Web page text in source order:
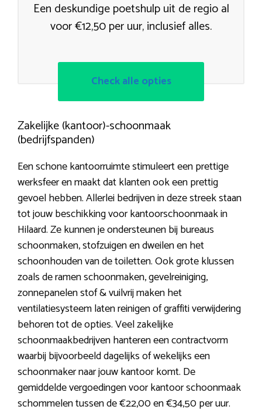
Een deskundige poetshulp uit de regio al
voor €12,50 per uur, inclusief alles.
Check alle opties
Zakelijke (kantoor)-schoonmaak
(bedrijfspanden)
Een schone kantoorruimte stimuleert een prettige
werksfeer en maakt dat klanten ook een prettig
gevoel hebben. Allerlei bedrijven in deze streek staan
tot jouw beschikking voor kantoorschoonmaak in
Hilaard. Ze kunnen je ondersteunen bij bureaus
schoonmaken, stofzuigen en dweilen en het
schoonhouden van de toiletten. Ook grote klussen
zoals de ramen schoonmaken, gevelreiniging,
zonnepanelen stof & vuilvrij maken het
ventilatiesysteem laten reinigen of graffiti verwijdering
behoren tot de opties. Veel zakelijke
schoonmaakbedrijven hanteren een contractvorm
waarbij bijvoorbeeld dagelijks of wekelijks een
schoonmaker naar jouw kantoor komt. De
gemiddelde vergoedingen voor kantoor schoonmaak
schommelen tussen de €22,00 en €34,50 per uur.